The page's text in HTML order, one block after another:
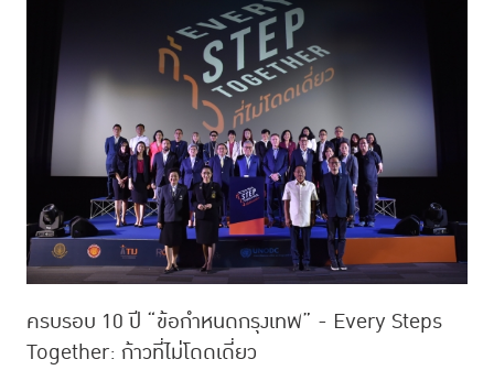
ครบรอบ 10 ปี “ข้อกำหนดกรุงเทพ” - Every Steps
Together: ก้าวที่ไม่โดดเดี่ยว